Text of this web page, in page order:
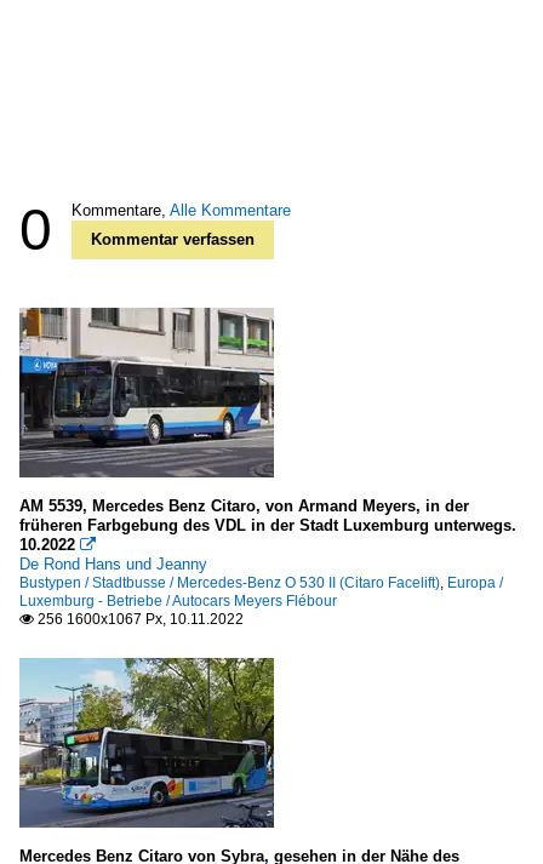
0 Kommentare, Alle Kommentare
Kommentar verfassen
AM 5539, Mercedes Benz Citaro, von Armand Meyers, in der
früheren Farbgebung des VDL in der Stadt Luxemburg unterwegs.
10.2022 
De Rond Hans und Jeanny
Bustypen / Stadtbusse / Mercedes-Benz O 530 II (Citaro Facelift), Europa /
Luxemburg - Betriebe / Autocars Meyers Flébour
 256 1600x1067 Px, 10.11.2022
Mercedes Benz Citaro von Sybra, gesehen in der Nähe des